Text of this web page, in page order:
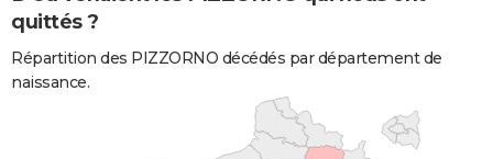
quittés ?
Répartition des PIZZORNO décédés par département de
naissance.